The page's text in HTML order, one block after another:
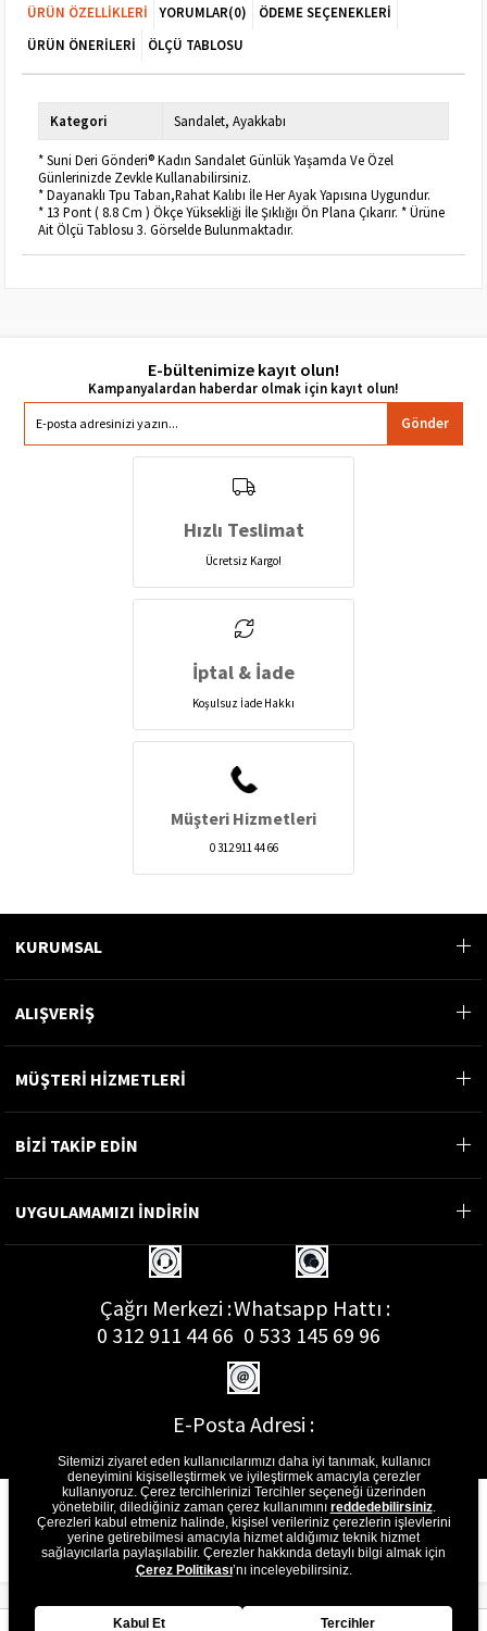
ÜRÜN ÖZELLIKLERI YORUMLAR(0)
ÖDEME SEÇENEKLERI
ÜRÜN ÖNERILERI
ÖLÇÜ TABLOSU
Kategori Sandalet Ayakkabı
* Suni Deri Gönderi® Kadın Sandalet Günlük Yaşamda Ve Özel
Günlerinizde Zevkle Kullanabilirsiniz.
* Dayanaklı Tpu Taban,Rahat Kalıbı İle Her Ayak Yapısına Uygundur.
* 13 Pont ( 8.8 Cm ) Ökçe Yüksekliği İle Şıklığıı Ön Plana Çıkarır. * Ürüne
Ait Ölçü Tablosu 3. Görselde Bulunmaktadır.
E-bültenimize kayıt olun!
Gönder
Hızlı Teslimat
Ücretsiz Kargo!
İptal & İade
Koşulsuz İade Hakkı
Müşteri Hizmetleri
0 312 911 44 66
KURUMSAL
ALIŞVERİŞ
MÜŞTERİ HİZMETLERİ
BİZİ TAKİP EDİN
UYGULAMAMIZI İNDİRİN
Çağrı Merkezi :
0 312 911 44 66
Whatsapp Hattı :
0 533 145 69 96
E-Posta Adresi :
musterihizmetleri@gon.com.tr
Sitemizi ziyaret eden kullanıcılarımızı daha iyi tanımak, kullanıcı
deneyimini kişiselleştirmek ve iyileştirmek amacıyla çerezler
kullanıyoruz. Çerez tercihlerinizi Tercihler seçeneği üzerinden
yönetebilir, dilediğiniz zaman çerez kullanımını reddedebilirsiniz.
Çerezleri kabul etmeniz halinde, kişisel verileriniz çerezlerin işlevlerini
yerine getirebilmesi amacıyla hizmet aldığımız teknik hizmet
sağlayıcılarla paylaşılabilir. Çerezler hakkında detaylı bilgi almak için
Çerez Politikası’nı inceleyebilirsiniz.
Kabul Et Tercihler